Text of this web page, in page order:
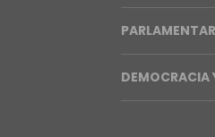
DEMOCRACIA